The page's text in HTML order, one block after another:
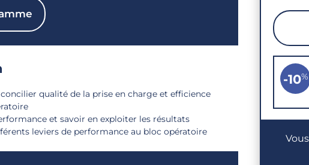
qualité de la prise en charge et efficience
et savoir en exploiter les résultats
leviers de performance au bloc opératoire
-10%